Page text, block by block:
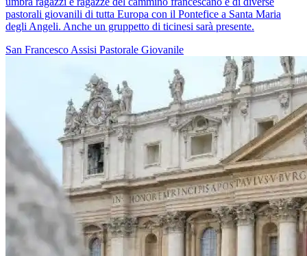
pastorali giovanili di tutta Europa con il Pontefice a Santa Maria
degli Angeli. Anche un gruppetto di ticinesi sarà presente.
San Francesco Assisi Pastorale Giovanile